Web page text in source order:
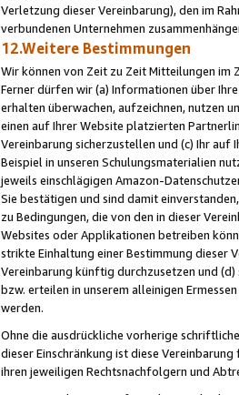
Verletzung dieser Vereinbarung), den im
verbundenen Unternehmen
12.Weitere Bestimmungen
Wir können von Zeit zu Zeit Mitteilungen im
Ferner dürfen wir (a) Informationen über
erhalten überwachen, aufzeichnen, nutzen
einen auf Ihrer Website platzierten
Vereinbarung sicherzustellen und (c) Ihr
Beispiel in unseren Schulungsmaterialien
jeweils einschlägigen Amazon-
Sie bestätigen und sind damit
zu Bedingungen, die von den in dieser
Websites oder Applikationen betreiben
strikte Einhaltung einer Bestimmung dieser
Vereinbarung künftig durchzusetzen und
bzw. erteilen in unserem alleinigen
werden.
Ohne die ausdrückliche vorherige
dieser Einschränkung ist diese
ihren jeweiligen Rechtsnachfolgern und